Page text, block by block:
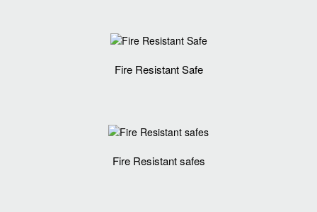
Fire Resistant Safe
Fire Resistant safes